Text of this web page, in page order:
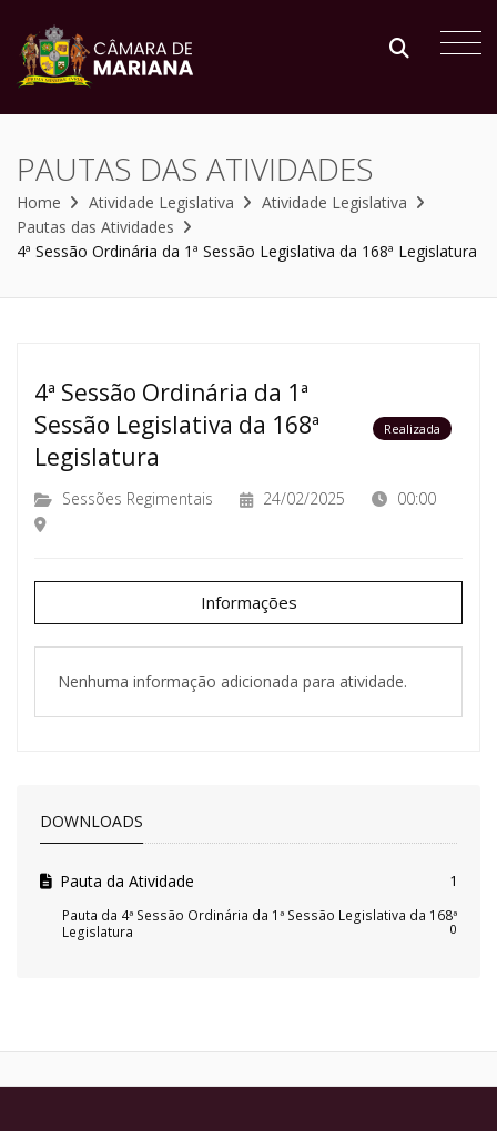
PAUTAS DAS ATIVIDADES
Home Atividade Legislativa
Atividade Legislativa
Pautas das Atividades
4ª Sessão Ordinária da 1ª Sessão Legislativa da 168ª Legislatura
4ª Sessão Ordinária da 1ª
Sessão Legislativa da 168ª
Legislatura
Realizada
Sessões Regimentais 24/02/2025 00:00
Informações
Nenhuma informação adicionada para atividade.
DOWNLOADS
Pauta da Atividade 1
Pauta da 4ª Sessão Ordinária da 1ª Sessão Legislativa da 168ª
Legislatura
0